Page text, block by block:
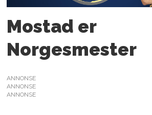
Mostad er
Norgesmester
ANNONSE
ANNONSE
ANNONSE